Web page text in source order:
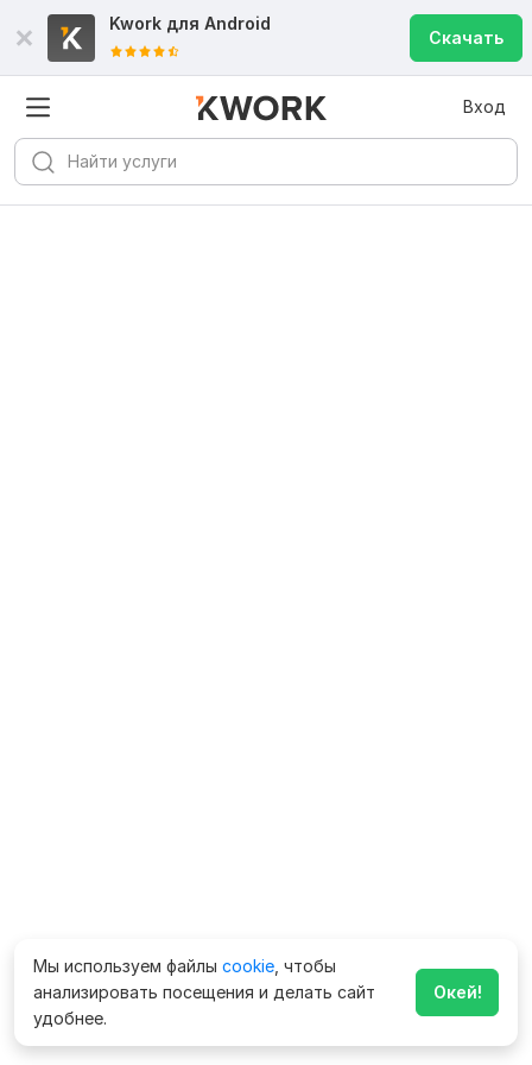
Kwork для Android
Скачать
Вход
Мы используем файлы cookie , чтобы
анализировать посещения и делать сайт
удобнее.
Окей!